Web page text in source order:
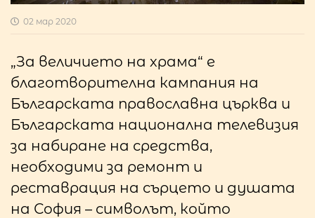
02 мар 2020
„За величието на храма“ е
благотворителна кампания на
Българската православна църква и
Българската национална телевизия
за набиране на средства,
необходими за ремонт и
реставрация на сърцето и душата
на София – символът, който